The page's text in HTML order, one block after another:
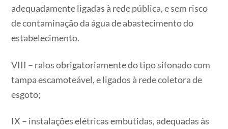
adequadamente ligadas à rede pública, e sem risco
de contaminação da água de abastecimento do
estabelecimento.
VIII – ralos obrigatoriamente do tipo sifonado com
tampa escamoteável, e ligados à rede coletora de
esgoto;
IX – instalações elétricas embutidas, adequadas às